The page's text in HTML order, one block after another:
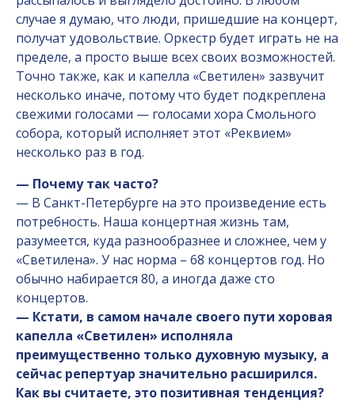
случае я думаю, что люди, пришедшие на концерт,
получат удовольствие. Оркестр будет играть не на
пределе, а просто выше всех своих возможностей.
Точно также, как и капелла «Светилен» зазвучит
несколько иначе, потому что будет подкреплена
свежими голосами — голосами хора Смольного
собора, который исполняет этот «Реквием»
несколько раз в год.
— Почему так часто?
— В Санкт-Петербурге на это произведение есть
потребность. Наша концертная жизнь там,
разумеется, куда разнообразнее и сложнее, чем у
«Светилена». У нас норма – 68 концертов год. Но
обычно набирается 80, а иногда даже сто
концертов.
— Кстати, в самом начале своего пути хоровая
капелла «Светилен» исполняла
преимущественно только духовную музыку, а
сейчас репертуар значительно расширился.
Как вы считаете, это позитивная тенденция?